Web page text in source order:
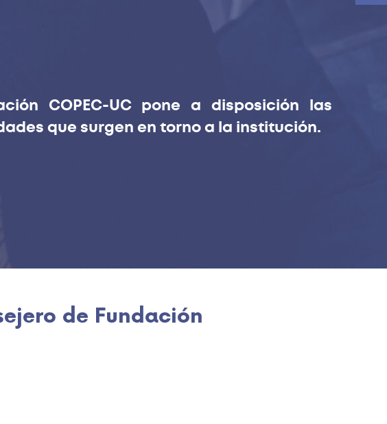
COPEC-UC pone a disposición las
que surgen en torno a la institución.
de Fundación